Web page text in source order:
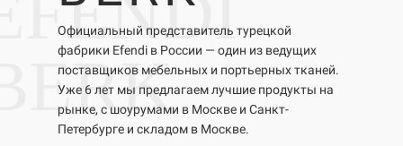
Официальный представитель турецкой
фабрики Efendi в России — один из ведущих
поставщиков мебельных и портьерных тканей.
Уже 6 лет мы предлагаем лучшие продукты на
рынке, с шоурумами в Москве и Санкт-
Петербурге и складом в Москве.